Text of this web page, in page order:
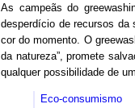
As campeãs do
desperdício de recursos da
cor do momento. O
da natureza”, promete
qualquer possibilidade de
Eco-consumismo